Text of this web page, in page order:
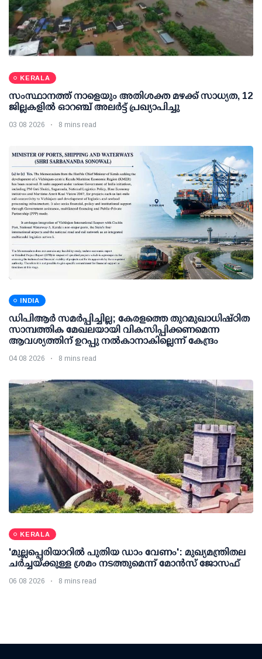
KERALA
സംസ്ഥാനത്ത് നാളെയും അതിശക്ത മഴക്ക് സാധ്യത, 12
ജില്ലകളിൽ ഓറഞ്ച് അലർട്ട് പ്രഖ്യാപിച്ചു
03 08 2026 8 mins read
INDIA
ഡിപിആര്‍ സമര്‍പ്പിച്ചില്ല; കേരളത്തെ തുറമുഖാധിഷ്ഠിത
സാമ്പത്തിക മേഖലയായി വികസിപ്പിക്കണമെന്ന
ആവശ്യത്തിന് ഉറപ്പു നല്‍കാനാകില്ലെന്ന് കേന്ദ്രം
04 08 2026 8 mins read
KERALA
'മുല്ലപ്പെരിയാറില്‍ പുതിയ ഡാം വേണം': മുഖ്യമന്ത്രിതല
ചര്‍ച്ചയ്ക്കുള്ള ശ്രമം നടത്തുമെന്ന് മോന്‍സ് ജോസഫ്
06 08 2026 8 mins read